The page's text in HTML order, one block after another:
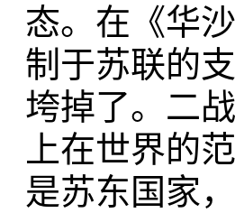
态。在《华
制于苏联的
垮掉了。二
上在世界的
是苏东国家